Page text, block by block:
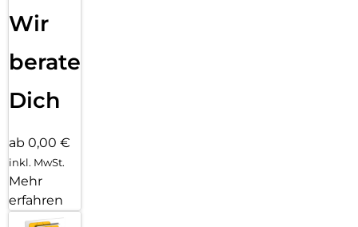
Wir
beraten
Dich
ab 0,00 €
inkl. MwSt.
Mehr
erfahren